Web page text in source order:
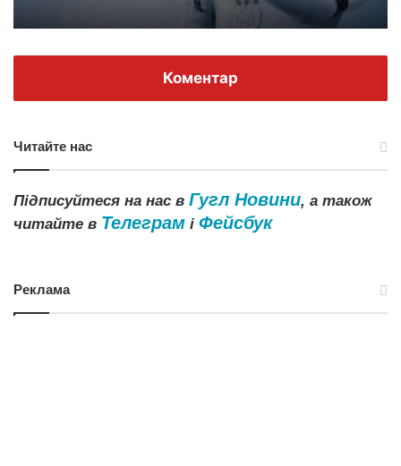
Коментар
Читайте нас
Підписуйтеся на нас в Гугл Новини, а також
читайте в Телеграм і Фейсбук
Реклама